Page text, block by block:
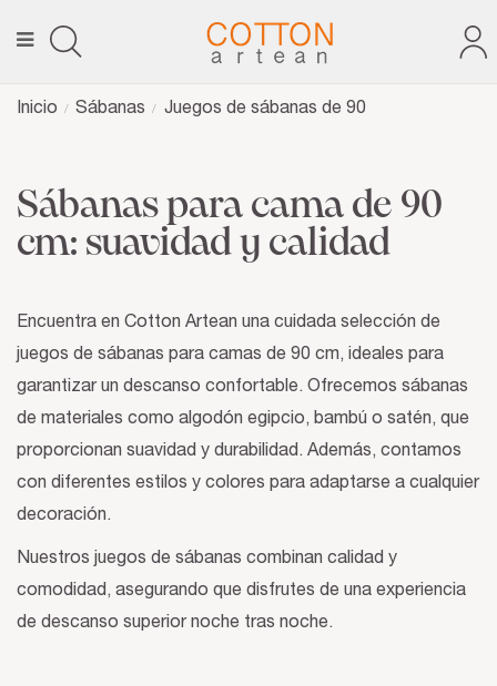
Inicio Sábanas Juegos de sábanas de 90
Sábanas para cama de 90
cm: suavidad y calidad
Encuentra en Cotton Artean una cuidada selección de
juegos de sábanas para camas de 90 cm, ideales para
garantizar un descanso confortable. Ofrecemos sábanas
de materiales como algodón egipcio, bambú o satén, que
proporcionan suavidad y durabilidad. Además, contamos
con diferentes estilos y colores para adaptarse a cualquier
decoración.
Nuestros juegos de sábanas combinan calidad y
comodidad, asegurando que disfrutes de una experiencia
de descanso superior noche tras noche.